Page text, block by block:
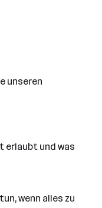
unseren
erlaubt und was
wenn alles zu